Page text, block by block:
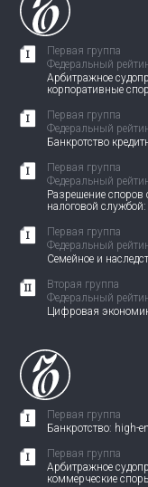
Первая группа
Федеральный
Арбитражное
корпоративные
Первая группа
Федеральный
Банкротство
Первая группа
Федеральный
Разрешение споров
налоговой
Первая группа
Федеральный
Семейное и
Вторая группа
Федеральный
Цифровая
Первая группа
Банкротство: high-
Первая группа
Арбитражное
коммерческие